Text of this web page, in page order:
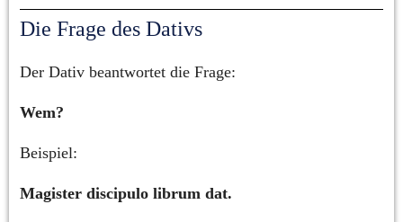
Die Frage des Dativs
Der Dativ beantwortet die Frage:
Wem?
Beispiel:
Magister discipulo librum dat.